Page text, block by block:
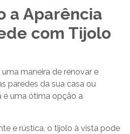
a Aparência
com Tijolo
maneira de renovar e
paredes da sua casa ou
é uma ótima opção a
e rústica, o tijolo à vista pode